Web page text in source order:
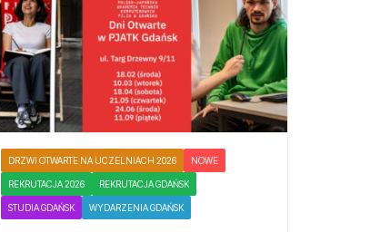
DRZWI OTWARTE NA UCZELNIACH 2026 NOWE
REKRUTACJA 2026 REKRUTACJA GDAŃSK
STUDIA GDAŃSK WYDARZENIA GDAŃSK